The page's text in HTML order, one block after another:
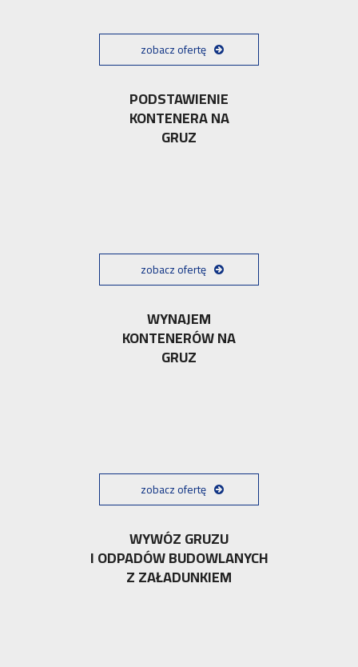
zobacz ofertę
PODSTAWIENIE
KONTENERA NA
GRUZ
zobacz ofertę
WYNAJEM
KONTENERÓW NA
GRUZ
zobacz ofertę
WYWÓZ GRUZU
I ODPADÓW BUDOWLANYCH
Z ZAŁADUNKIEM